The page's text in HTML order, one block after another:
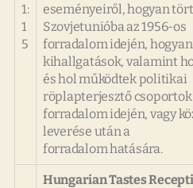
1:
1
5
eseményeiről, hogyan
Szovjetunióba az 1956-os
forradalom idején,
kihallgatások, valamint
és hol működtek politikai
röplapterjesztő csoportok
forradalom idején, vagy
leverése után a
forradalom hatására.
Hungarian Tastes